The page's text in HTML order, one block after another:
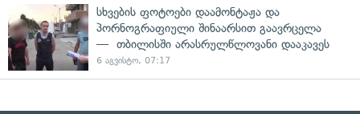
სხვების ფოტოები დაამონტაჟა და
პორნოგრაფიული შინაარსით გაავრცელა
— თბილისში არასრულწლოვანი დააკავეს
6 აგვისტო, 07:17